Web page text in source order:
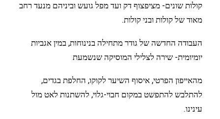
קולות שונים- מציפצוף דק ועד מפל גועש וביניהם מנעד רחב
מאוד של קולות ובני קולות.
העבודה החדשה של גודר מתחילה בנינוחות, במין אגביות
יומיומית- שירה לצלילי המוסיקה שנשמעת
מהאייפון הפרטי, איסוף השיער לקוקו, החלפת בגדים,
להתלבש להתפשט במקום חבוי-גלוי, להשתנות לאט מול
עינינו.